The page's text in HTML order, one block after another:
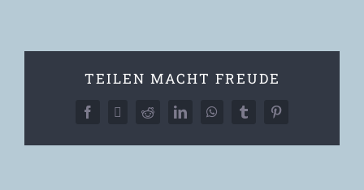
TEILEN MACHT FREUDE
Facebook
X RedditLinkedInWhatsAppTumblrPinterest